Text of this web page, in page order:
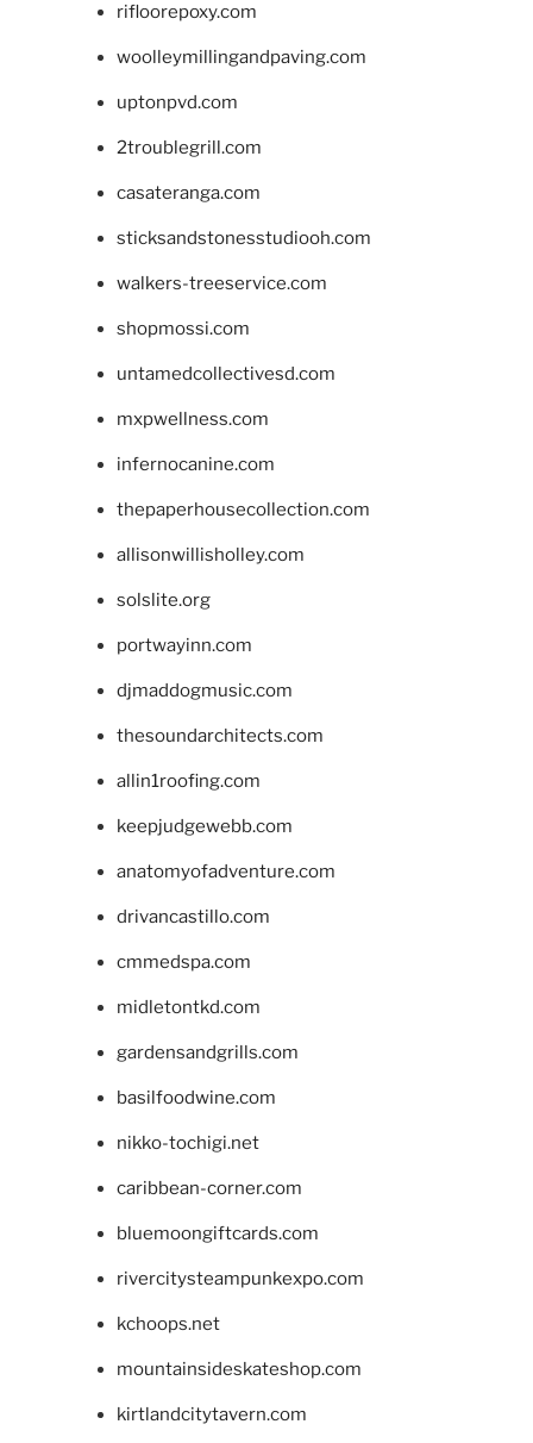
rifloorepoxy.com
woolleymillingandpaving.com
uptonpvd.com
2troublegrill.com
casateranga.com
sticksandstonesstudiooh.com
walkers-treeservice.com
shopmossi.com
untamedcollectivesd.com
mxpwellness.com
infernocanine.com
thepaperhousecollection.com
allisonwillisholley.com
solslite.org
portwayinn.com
djmaddogmusic.com
thesoundarchitects.com
allin1roofing.com
keepjudgewebb.com
anatomyofadventure.com
drivancastillo.com
cmmedspa.com
midletontkd.com
gardensandgrills.com
basilfoodwine.com
nikko-tochigi.net
caribbean-corner.com
bluemoongiftcards.com
rivercitysteampunkexpo.com
kchoops.net
mountainsideskateshop.com
kirtlandcitytavern.com